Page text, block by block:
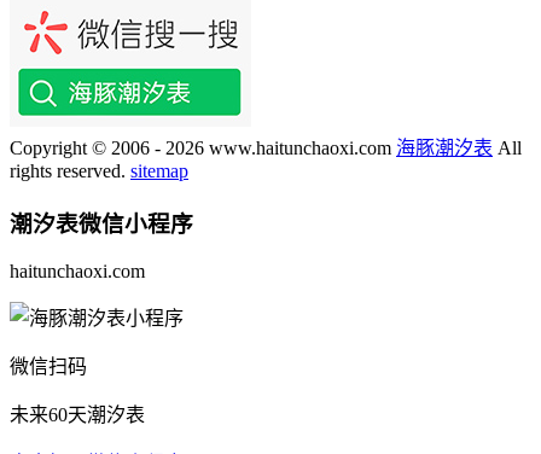
Copyright © 2006 - 2026 www.haitunchaoxi.com 海豚潮汐表 All
rights reserved. sitemap
潮汐表微信小程序
haitunchaoxi.com
微信扫码
未来60天潮汐表